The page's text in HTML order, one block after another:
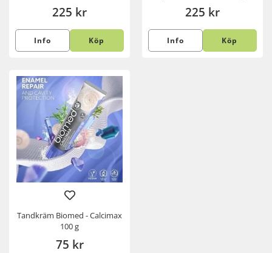
225 kr
Info Köp
225 kr
Info Köp
Tandkräm Biomed - Calcimax
100 g
75 kr